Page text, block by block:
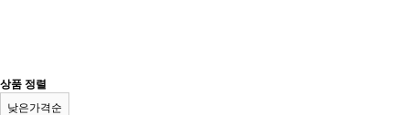
상품 정렬
낮은가격순